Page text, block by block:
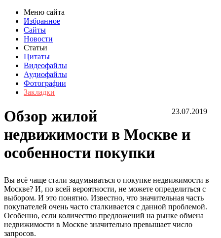
Меню сайта
Избранное
Сайты
Новости
Статьи
Цитаты
Видеофайлы
Аудиофайлы
Фотографии
Закладки
23.07.2019
Обзор жилой
недвижимости в Москве и
особенности покупки
Вы всё чаще стали задумываться о покупке недвижимости в
Москве? И, по всей вероятности, не можете определиться с
выбором. И это понятно. Известно, что значительная часть
покупателей очень часто сталкивается с данной проблемой.
Особенно, если количество предложений на рынке обмена
недвижимости в Москве значительно превышает число
запросов.